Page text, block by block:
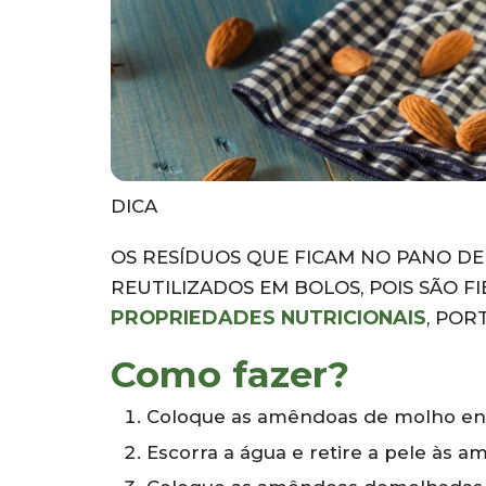
DICA
OS RESÍDUOS QUE FICAM NO PANO
REUTILIZADOS EM BOLOS, POIS SÃO
PROPRIEDADES NUTRICIONAIS,
Como fazer?
Coloque as amêndoas de molho
Escorra a água e retire a pele às